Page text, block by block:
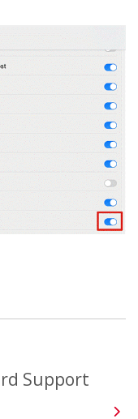
Support